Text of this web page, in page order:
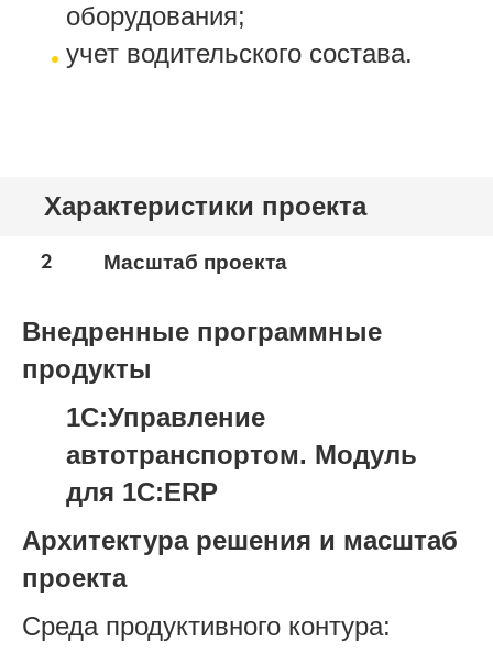
оборудования;
учет водительского состава.
Характеристики проекта
2 Масштаб проекта
Внедренные программные
продукты
1С:Управление
автотранспортом. Модуль
для 1С:ERP
Архитектура решения и масштаб
проекта
Среда продуктивного контура: